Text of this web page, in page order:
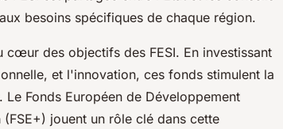
besoins spécifiques de chaque région.
cœur des objectifs des FESI. En investissant
et l'innovation, ces fonds stimulent la
Fonds Européen de Développement
(FSE+) jouent un rôle clé dans cette